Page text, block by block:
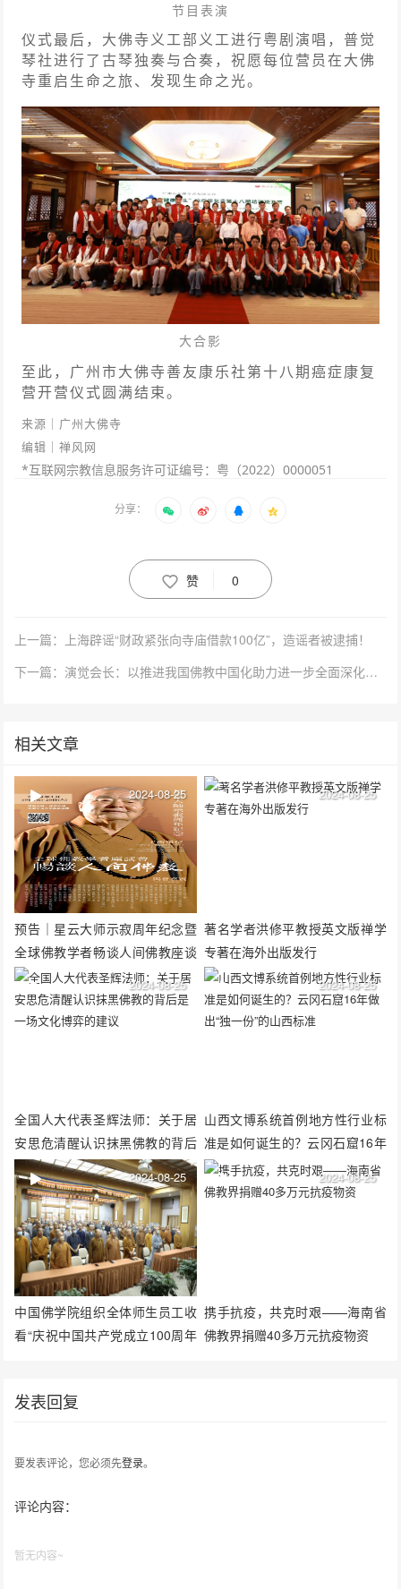
节目表演
仪式最后，大佛寺义工部义工进行粤剧演唱，普觉
琴社进行了古琴独奏与合奏，祝愿每位营员在大佛
寺重启生命之旅、发现生命之光。
大合影
至此，广州市大佛寺善友康乐社第十八期癌症康复
营开营仪式圆满结束。
来源｜广州大佛寺
编辑｜禅风网
*互联网宗教信息服务许可证编号：粤（2022）0000051
分享：
赞 0
上一篇：上海辟谣“财政紧张向寺庙借款100亿”，造谣者被逮捕！
下一篇：演觉会长：以推进我国佛教中国化助力进一步全面深化改革
相关文章
预告｜星云大师示寂周年纪念暨
全球佛教学者畅谈人间佛教座谈
会即将举行
2024-08-25
著名学者洪修平教授英文版禅学
专著在海外出版发行
2024-08-25
全国人大代表圣辉法师：关于居
安思危清醒认识抹黑佛教的背后
是一场文化博弈的建议
2024-08-25
山西文博系统首例地方性行业标
准是如何诞生的？云冈石窟16年
做出“独一份”的山西标准
2024-08-25
中国佛学院组织全体师生员工收
看“庆祝中国共产党成立100周年
2024-08-25
携手抗疫，共克时艰——海南省
佛教界捐赠40多万元抗疫物资
2024-08-25
发表回复
要发表评论，您必须先登录。
评论内容：
暂无内容~